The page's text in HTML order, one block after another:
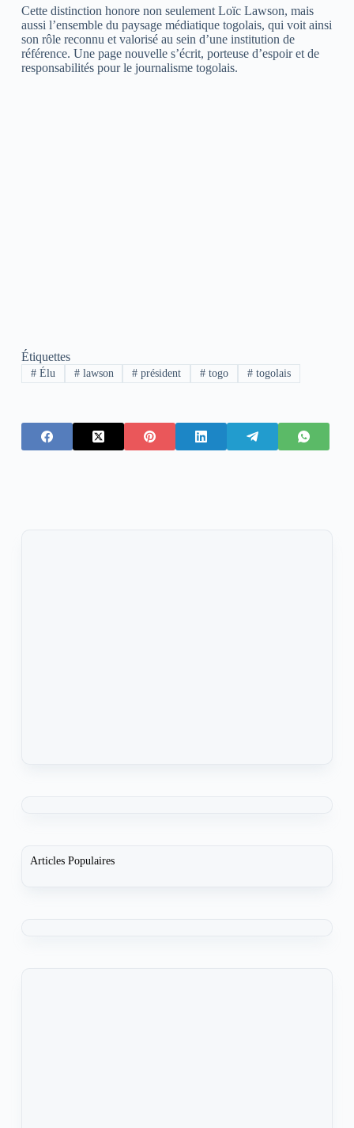
Cette distinction honore non seulement Loïc Lawson, mais
aussi l’ensemble du paysage médiatique togolais, qui voit ainsi
son rôle reconnu et valorisé au sein d’une institution de
référence. Une page nouvelle s’écrit, porteuse d’espoir et de
responsabilités pour le journalisme togolais.
Étiquettes
#Élu #lawson # président # togo #togolais
Articles Populaires